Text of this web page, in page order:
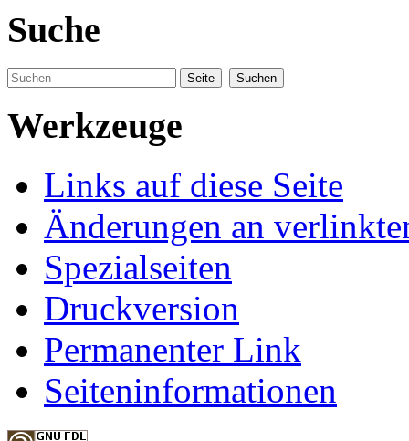
Suche
Werkzeuge
Links auf diese Seite
Änderungen an
Spezialseiten
Druckversion
Permanenter Link
Seiteninformationen